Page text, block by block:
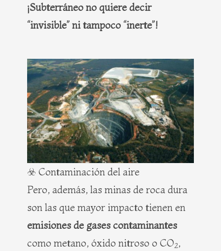
¡Subterráneo no quiere decir
“invisible” ni tampoco “inerte”!
☣️ Contaminación del aire
Pero, además, las minas de roca dura
son las que mayor impacto tienen en
emisiones de gases contaminantes
como metano, óxido nitroso o CO2,